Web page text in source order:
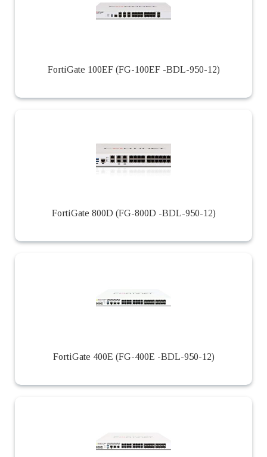
FortiGate 100EF (FG-100EF -BDL-950-12)
FortiGate 800D (FG-800D -BDL-950-12)
FortiGate 400E (FG-400E -BDL-950-12)